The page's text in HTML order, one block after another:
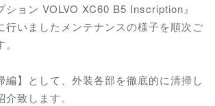
ション VOLVO XC60 B5 Inscription』
行いましたメンテナンスの様子を順次ご
編】として、外装各部を徹底的に清掃し
致します。